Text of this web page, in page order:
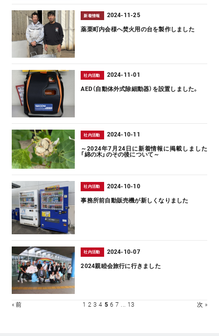
新着情報 2024-11-25
薬栗町内会様へ焚火用の台を製作しました
社内活動 2024-11-01
AED（自動体外式除細動器）を設置しました。
社内活動 2024-10-11
～2024年7月24日に新着情報に掲載しました
「綿の木」のその後について～
社内活動 2024-10-10
事務所前自動販売機が新しくなりました
社内活動 2024-10-07
2024親睦会旅行に行きました
« 前 1 2 3 4 5 6 7 ... 13 次 »